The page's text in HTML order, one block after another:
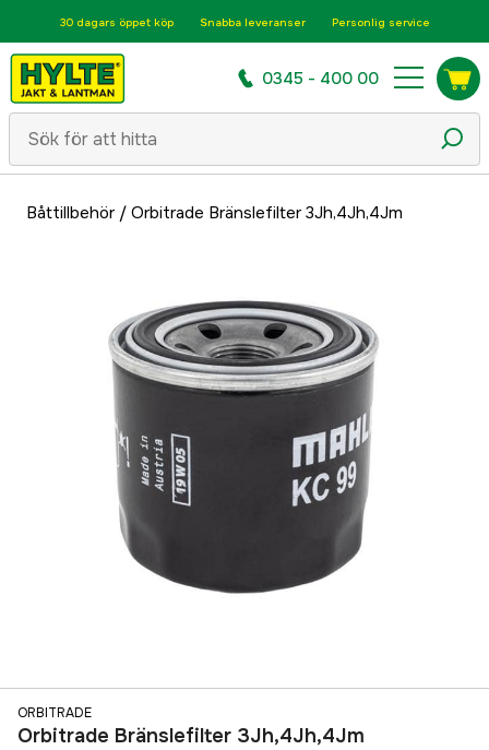
30 dagars öppet köp Snabba leveranser Personlig service
0345 - 400 00
Båttillbehör/ Orbitrade Bränslefilter 3Jh,4Jh,4Jm
ORBITRADE
Orbitrade Bränslefilter 3Jh,4Jh,4Jm